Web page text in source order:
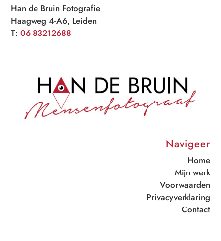
Han de Bruin Fotografie
Haagweg 4-A6, Leiden
T:06-83212688
Navigeer
Home
Mijn werk
Voorwaarden
Privacyverklaring
Contact